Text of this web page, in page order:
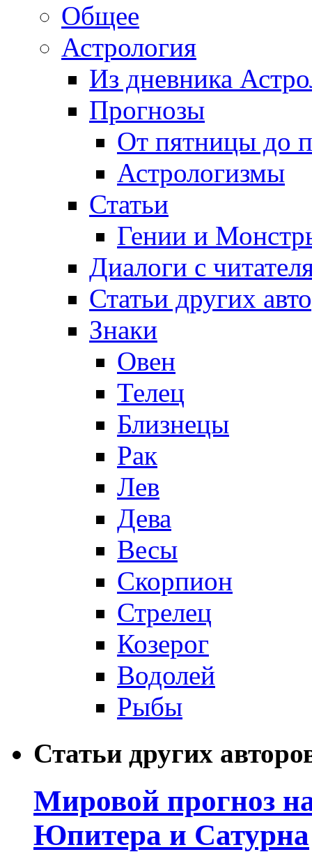
Общее
Астрология
Из дневника
Прогнозы
От пятницы до
Астрологизмы
Статьи
Гении и
Диалоги с
Статьи других
Знаки
Овен
Телец
Близнецы
Рак
Лев
Дева
Весы
Скорпион
Стрелец
Козерог
Водолей
Рыбы
Статьи других
Мировой прогноз
Юпитера и Сатурна